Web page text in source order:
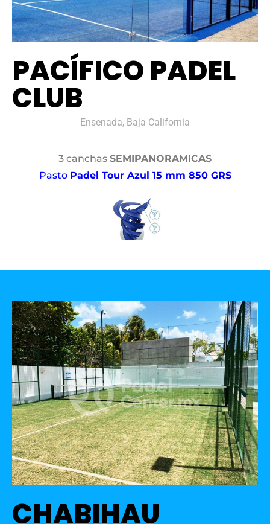
PACÍFICO PADEL
CLUB
Ensenada, Baja California
3 canchas SEMIPANORAMICAS
Pasto Padel Tour Azul 15 mm 850 GRS
CHABIHAU